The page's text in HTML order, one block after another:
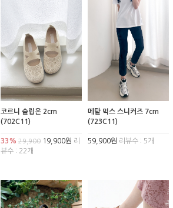
코르니 슬립온 2cm
(702C11)
33% 29,90019,900원 리
뷰수 : 22개
메탈 믹스 스니커즈 7cm
(723C11)
59,900원 리뷰수 : 5개